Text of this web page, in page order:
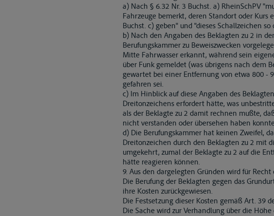
a) Nach § 6.32 Nr. 3 Buchst. a) RheinSchPV
Fahrzeuge bemerkt, deren Standort oder Kurs
Buchst. c) geben" und "dieses Schallzeichen
b) Nach den Angaben des Beklagten zu 2 in
Berufungskammer zu Beweiszwecken
Mitte Fahrwasser erkannt, während sein
über Funk gemeldet (was übrigens nach dem
gewartet bei einer Entfernung von etwa 800 -
gefahren sei.
c) Im Hinblick auf diese Angaben des
Dreitonzeichens erfordert hätte, was
als der Beklagte zu 2 damit rechnen mußte,
nicht verstanden oder übersehen haben
d) Die Berufungskammer hat keinen Zweifel,
Dreitonzeichen durch den Beklagten zu 2 mit
umgekehrt, zumal der Beklagte zu 2 auf die
hätte reagieren können.
9. Aus den dargelegten Gründen wird für
Die Berufung der Beklagten gegen das
ihre Kosten zurückgewiesen.
Die Festsetzung dieser Kosten gemäß Art. 39
Die Sache wird zur Verhandlung über die